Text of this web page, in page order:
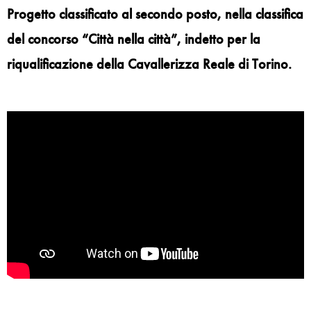
Progetto classificato al secondo posto, nella classifica
del concorso “Città nella città”, indetto per la
riqualificazione della Cavallerizza Reale di Torino.